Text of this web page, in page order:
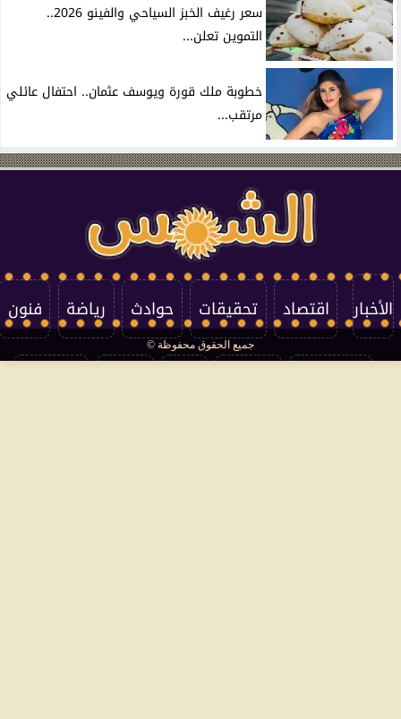
سعر رغيف الخبز السياحي والفينو 2026..
التموين تعلن...
خطوبة ملك قورة ويوسف عثمان.. احتفال عائلي
مرتقب...
الأخبار اقتصاد تحقيقات حوادث رياضة فنون
جميع الحقوق محفوظة ©